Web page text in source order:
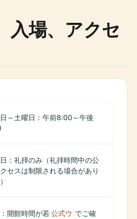
入場、アクセ
～土曜日：午前8:00～午後
：礼拝のみ（礼拝時間中の公
セスは制限される場合があり
開館時間が若公式ウ でご確